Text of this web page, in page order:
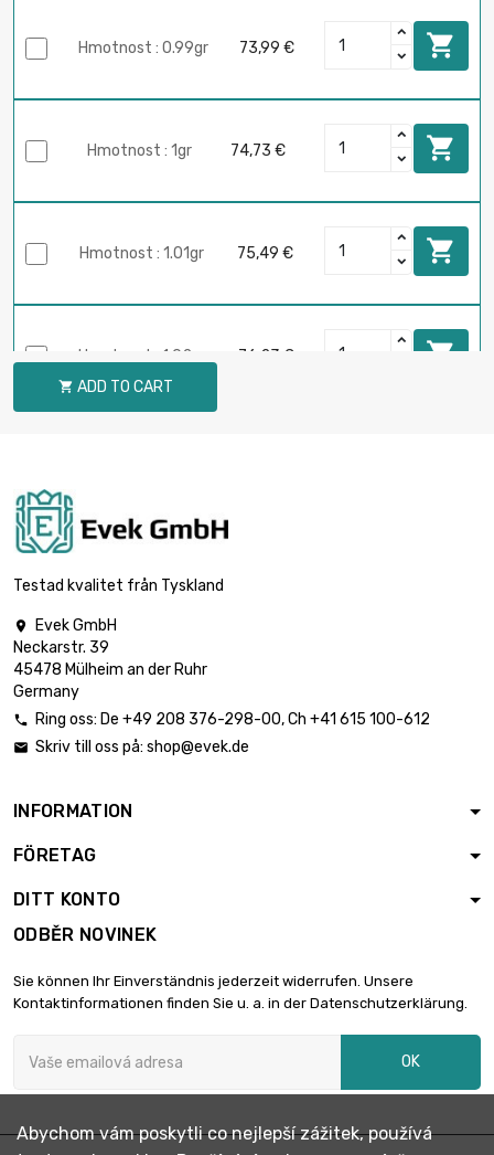
Hmotnost : 0.99gr 73,99 € 
Hmotnost : 1gr 74,73 € 
Hmotnost : 1.01gr 75,49 € 
Hmotnost : 1.02gr 76,23 € 
Hmotnost : 1.05gr
Hmotnost : 5gr 373,67 €
 ADD TO CART
Testad kvalitet från Tyskland

Evek GmbH
Neckarstr. 39
45478 Mülheim an der Ruhr
Germany
 Ring oss: De +49 208 376-298-00, Ch +41 615 100-612
 Skriv till oss på: shop@evek.de
INFORMATION
FÖRETAG
DITT KONTO
ODBĚR NOVINEK
Sie können Ihr Einverständnis jederzeit widerrufen. Unsere
Kontaktinformationen finden Sie u. a. in der Datenschutzerklärung.
OK
Abychom vám poskytli co nejlepší zážitek, používá